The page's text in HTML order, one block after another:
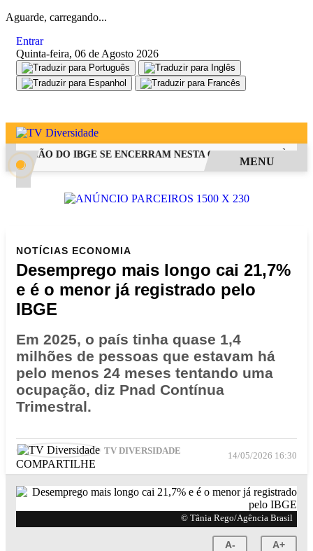
Aguarde, carregando...
Entrar
Quinta-feira, 06 de Agosto 2026
DO IBGE SE ENCERRAM NESTA QUINTA-FEIRA ÀS 14H
MENU
NOTÍCIAS ECONOMIA
Desemprego mais longo cai 21,7%
e é o menor já registrado pelo
IBGE
Em 2025, o país tinha quase 1,4
milhões de pessoas que estavam há
pelo menos 24 meses tentando uma
ocupação, diz Pnad Contínua
Trimestral.
TV DIVERSIDADE 14/05/2026 16:30
COMPARTILHE
© Tânia Rego/Agência Brasil
A- A+